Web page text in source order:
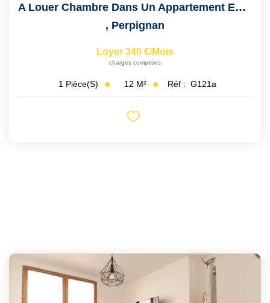
A Louer Chambre Dans Un Appartement En Colocation.
, Perpignan
Loyer 340 €/mois
charges comprises
1 Pièce(s) 12 M² Réf : G121a